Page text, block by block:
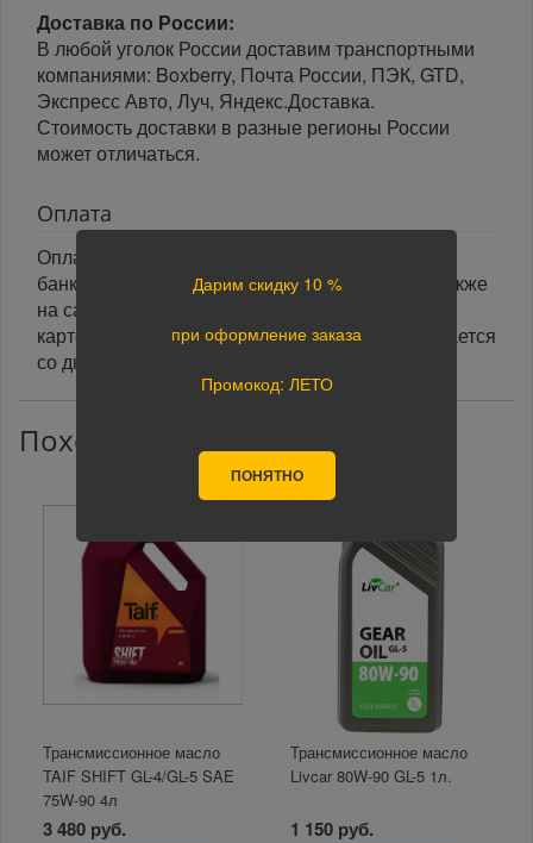
Доставка по России:
В любой уголок России доставим транспортными
компаниями: Boxberry, Почта России, ПЭК, GTD,
Экспресс Авто, Луч, Яндекс.Доставка.
Стоимость доставки в разные регионы России
может отличаться.
Оплата
Оплата заказа осуществляется наличными или
банковской картой курьеру при получении, а также
на сайте при оформлении заказа. При оплате
картой на сайте указанный срок доставки считается
со дня поступления оплаты.
Похожие товары
Трансмиссионное масло
TAIF SHIFT GL-4/GL-5 SAE
75W-90 4л
3 480 руб.
Трансмиссионное масло
Livcar 80W-90 GL-5 1л.
1 150 руб.
Дарим скидку 10 %
при оформление заказа
Промокод: ЛЕТО
ПОНЯТНО